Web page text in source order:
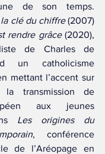
de son temps.
la clé du chiffre (2007)
rendre grâce (2020),
de Charles de
un catholicisme
mettant l’accent sur
la transmission de
aux jeunes
Les origines du
, conférence
de l’Aréopage en